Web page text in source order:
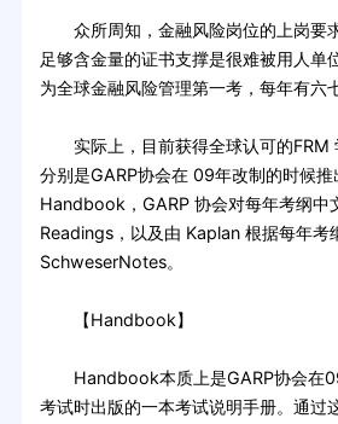
众所周知，金融风险岗位的上岗要
足够含金量的证书支撑是很难被用人单
为全球金融风险管理第一考，每年有六
实际上，目前获得全球认可的FRM
分别是GARP协会在 09年改制的时候推
Handbook，GARP 协会对每年考纲中
Readings，以及由 Kaplan 根据每年考
SchweserNotes。
【Handbook】
Handbook本质上是GARP协会在
考试时出版的一本考试说明手册。通过